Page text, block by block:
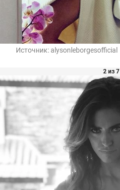
Источник:alysonleborgesofficial
2 из 7